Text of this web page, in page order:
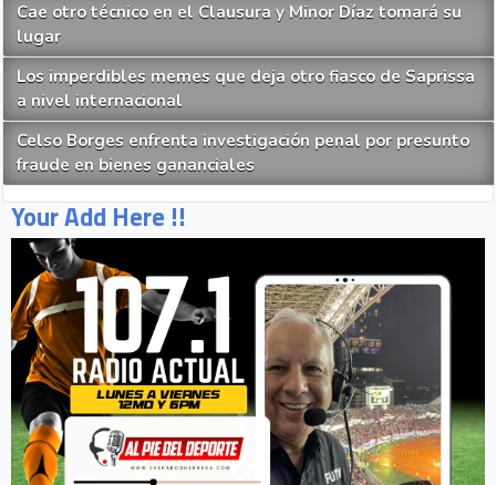
Cae otro técnico en el Clausura y Minor Díaz tomará su
lugar
Los imperdibles memes que deja otro fiasco de Saprissa
a nivel internacional
Celso Borges enfrenta investigación penal por presunto
fraude en bienes gananciales
Your Add Here !!